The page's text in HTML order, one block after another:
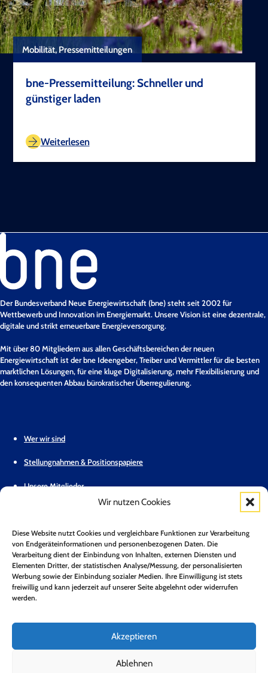
Wir nutzen Cookies
Diese Website nutzt Cookies und vergleichbare Funktionen zur Verarbeitung
von Endgeräteinformationen und personenbezogenen Daten. Die
Verarbeitung dient der Einbindung von Inhalten, externen Diensten und
Elementen Dritter, der statistischen Analyse/Messung, der personalisierten
Werbung sowie der Einbindung sozialer Medien. Ihre Einwilligung ist stets
freiwillig und kann jederzeit auf unserer Seite abgelehnt oder widerrufen
werden.
Akzeptieren
Ablehnen
Mobilität, Pressemitteilungen
bne-Pressemitteilung: Schneller und
günstiger laden
Weiterlesen
Der Bundesverband Neue Energiewirtschaft (bne) steht seit 2002 für
Wettbewerb und Innovation im Energiemarkt. Unsere Vision ist eine dezentrale,
digitale und strikt erneuerbare Energieversorgung.
Mit über 80 Mitgliedern aus allen Geschäftsbereichen der neuen
Energiewirtschaft ist der bne Ideengeber, Treiber und Vermittler für die besten
marktlichen Lösungen, für eine kluge Digitalisierung, mehr Flexibilisierung und
den konsequenten Abbau bürokratischer Überregulierung.
Wer wir sind
Stellungnahmen & Positionspapiere
Unsere Mitglieder
Pressemitteilungen
Mitglied werden
Kontakt